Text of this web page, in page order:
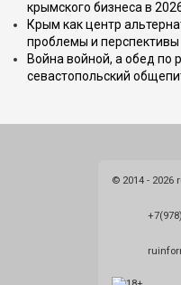
крымского бизнеса в
Крым как центр
проблемы и перспективы
Война войной, а обед по
севастопольский
© 2014 - 2026